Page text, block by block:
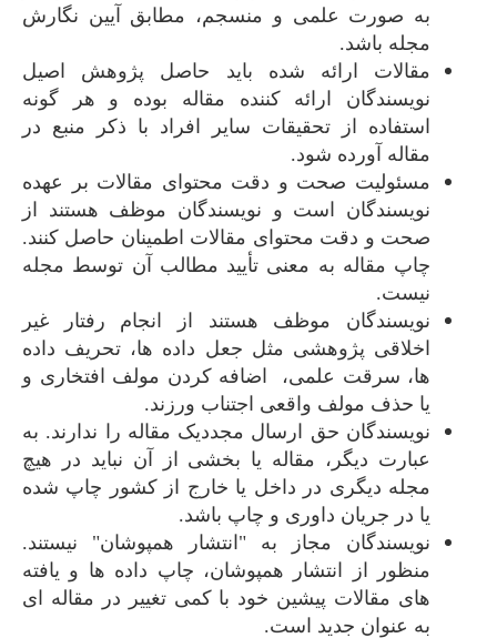
به صورت علمی و منسجم، مطابق آیین نگارش
مجله باشد.
مقالات ارائه شده باید حاصل پژوهش اصیل
نویسندگان ارائه کننده مقاله بوده و هر گونه
استفاده از تحقیقات سایر افراد با ذکر منبع در
مقاله آورده شود.
مسئولیت صحت و دقت محتوای مقالات بر عهده
نویسندگان است و نویسندگان موظف هستند از
صحت و دقت محتوای مقالات اطمینان حاصل کنند.
چاپ مقاله به معنی تأیید مطالب آن توسط مجله
نیست.
نویسندگان موظف هستند از انجام رفتار غیر
اخلاقی پژوهشی مثل جعل داده ها، تحریف داده
ها، سرقت علمی، اضافه کردن مولف افتخاری و
یا حذف مولف واقعی اجتناب ورزند.
نویسندگان حق ارسال مجددیک مقاله را ندارند. به
عبارت دیگر، مقاله یا بخشی از آن نباید در هیچ
مجله‌ دیگری در داخل یا خارج از کشور چاپ شده
یا در جریان داوری و چاپ باشد.
نویسندگان مجاز به "انتشار همپوشان" نیستند.
منظور از انتشار همپوشان، چاپ داده ها و یافته
های مقالات پیشین خود با کمی تغییر در مقاله ای
به عنوان جدید است.